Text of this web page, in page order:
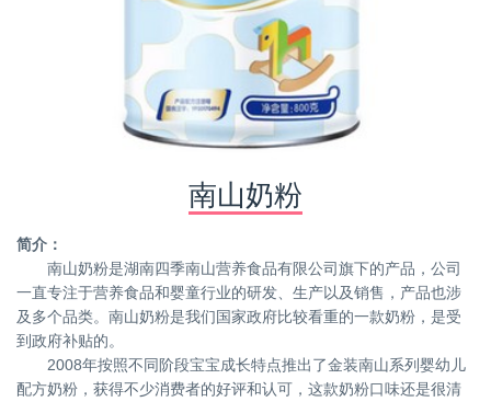
南山奶粉
简介：
南山奶粉是湖南四季南山营养食品有限公司旗下的产品，公司
一直专注于营养食品和婴童行业的研发、生产以及销售，产品也涉
及多个品类。南山奶粉是我们国家政府比较看重的一款奶粉，是受
到政府补贴的。
2008年按照不同阶段宝宝成长特点推出了金装南山系列婴幼儿
配方奶粉，获得不少消费者的好评和认可，这款奶粉口味还是很清